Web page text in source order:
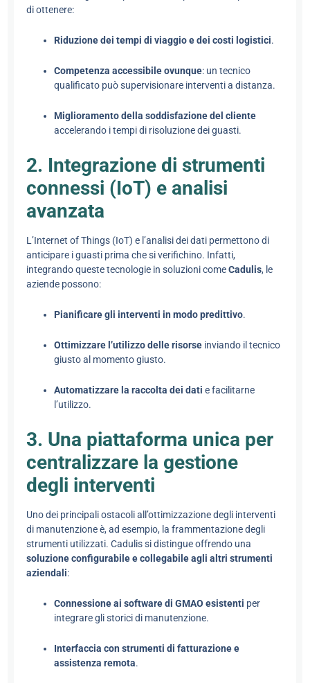
di ottenere:
Riduzione dei tempi di viaggio e dei costi logistici.
Competenza accessibile ovunque: un tecnico
qualificato può supervisionare interventi a distanza.
Miglioramento della soddisfazione del cliente
accelerando i tempi di risoluzione dei guasti.
2. Integrazione di strumenti
connessi (IoT) e analisi
avanzata
L’Internet of Things (IoT) e l’analisi dei dati permettono di
anticipare i guasti prima che si verifichino. Infatti,
integrando queste tecnologie in soluzioni comeCadulis, le
aziende possono:
Pianificare gli interventi in modo predittivo.
Ottimizzare l’utilizzo delle risorse inviando il tecnico
giusto al momento giusto.
Automatizzare la raccolta dei dati e facilitarne
l’utilizzo.
3. Una piattaforma unica per
centralizzare la gestione
degli interventi
Uno dei principali ostacoli all’ottimizzazione degli interventi
di manutenzione è, ad esempio, la frammentazione degli
strumenti utilizzati. Cadulis si distingue offrendo una
soluzione configurabile e collegabile agli altri strumenti
aziendali:
Connessione ai software di GMAO esistenti per
integrare gli storici di manutenzione.
Interfaccia con strumenti di fatturazione e
assistenza remota.